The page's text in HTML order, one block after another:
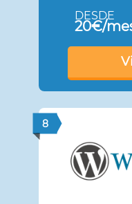
DESDE
20€/
8